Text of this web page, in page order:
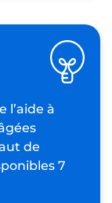
âgée
invitons à
Votre
le
âgée en